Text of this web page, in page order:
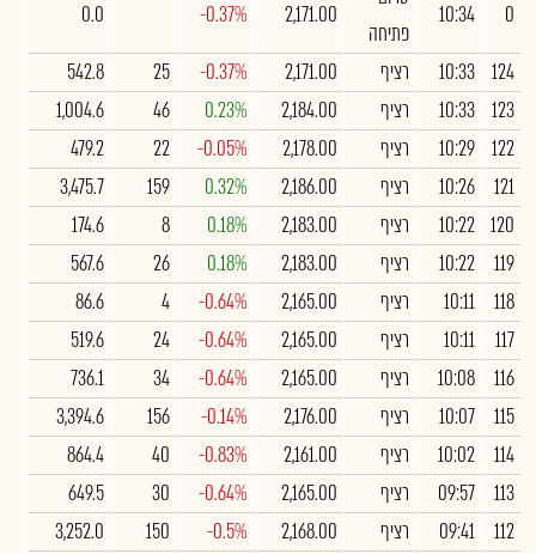
0
10:34
פתיחה
2,171.00
-0.37%
0.0
124
10:33 רציף 2,171.00
-0.37%
25
542.8
123
10:33 רציף 2,184.00
0.23%
46
1,004.6
122
10:29 רציף 2,178.00
-0.05%
22
479.2
121
10:26 רציף 2,186.00
0.32%
159
3,475.7
120
10:22 רציף 2,183.00
0.18%
8
174.6
119
10:22 רציף 2,183.00
0.18%
26
567.6
118
10:11 רציף 2,165.00
-0.64%
4
86.6
117
10:11 רציף 2,165.00
-0.64%
24
519.6
116
10:08 רציף 2,165.00
-0.64%
34
736.1
115
10:07 רציף 2,176.00
-0.14%
156
3,394.6
114
10:02 רציף 2,161.00
-0.83%
40
864.4
113
09:57 רציף 2,165.00
-0.64%
30
649.5
112
09:41 רציף 2,168.00
-0.5%
150
3,252.0